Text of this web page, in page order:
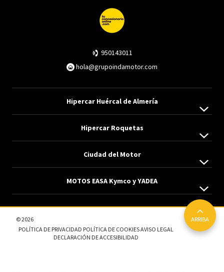
950143011
hola@grupoindamotor.com
Hipercar Huércal de Almería
Edificio GRUPO INDAMOTOR. Carretera Nacional 340, Km. 446, N24
info@indamotor.com
Hipercar Roquetas
Carretera de Alicún, 12
Ciudad del Motor
Autovía del Mediterraneo, Salida 747, Polígono Industrial La
+34950369600
MOTOS EASA Kymco y YADEA
Calle Granada, 105
© 2026
POLÍTICA DE PRIVACIDAD POLÍTICA DE COOKIESAVISO LEGAL
DECLARACIÓN DE ACCESIBILIDAD
ARRIBA